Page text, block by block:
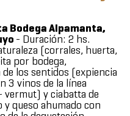
Bodega Alpamanta,
- Duración: 2 hs.
(corrales, huerta,
por bodega,
los sentidos (expiencia
3 vinos de la línea
vermut) y ciabatta de
y queso ahumado con